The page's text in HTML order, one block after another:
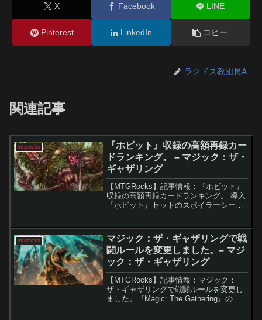
X Facebook LINE
Pinterest LinkedIn コピー
ラクドス教団員A
関連記事
mtgrocks
『ホビット』収録の高額再録カー
ドランキング。 – マジック：ザ・
ギャザリング
【MTGRocks】記事情報：『ホビット』
収録の高額再録カードランキング。 導入
『ホビット』セットのスポイラーシーズ
録です。収録カードの価値には大きな差
がありますが、今...
mtgrocks
マジック：ザ・ギャザリングで戦
闘ルールを変更しました。– マジ
ック：ザ・ギャザリング
【MTGRocks】記事情報：マジック：
ザ・ギャザリングで戦闘ルールを変更し
ました。『Magic: The Gathering』の最